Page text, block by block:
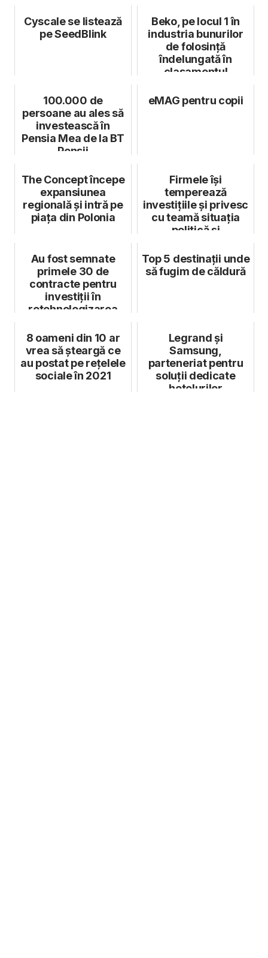
Cyscale se listează
pe SeedBlink
Beko, pe locul 1 în
industria bunurilor
de folosință
îndelungată în
clasamentul
Gl...
100.000 de
persoane au ales să
investească în
Pensia Mea de la BT
Pensii
eMAG pentru copii
The Concept începe
expansiunea
regională și intră pe
piața din Polonia
Firmele își
temperează
investițiile și privesc
cu teamă situația
politică și
asta n...
Au fost semnate
primele 30 de
contracte pentru
investiții în
retehnologizarea
valoare...
Top 5 destinații unde
să fugim de căldură
8 oameni din 10 ar
vrea să șteargă ce
au postat pe rețelele
sociale în 2021
Legrand și
Samsung,
parteneriat pentru
soluții dedicate
hotelurilor